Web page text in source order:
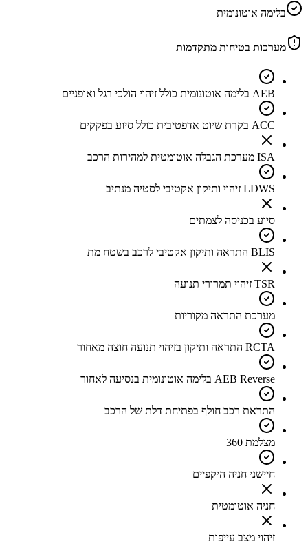
בלימה אוטונומית
מערכות בטיחות מתקדמות
AEB בלימה אוטונומית כולל זיהוי הולכי רגל ואופניים
ACC בקרת שיוט אדפטיבית כולל סיוע בפקקים
ISA מערכת הגבלה אוטומטית למהירות הרכב
LDWS זיהוי ותיקון אקטיבי לסטיה מנתיב
סיוע בכניסה לצמתים
BLIS התראה ותיקון אקטיבי לרכב בשטח מת
TSR זיהוי תמרורי תנועה
מערכת התראה מקוריות
RCTA התראה ותיקון בזיהוי תנועה חוצה מאחור
AEB Reverse בלימה אוטונומית בנסיעה לאחור
התראת רכב חולף בפתיחת דלת של הרכב
מצלמת 360
חיישני חניה היקפיים
חניה אוטומטית
זיהוי מצב עייפות